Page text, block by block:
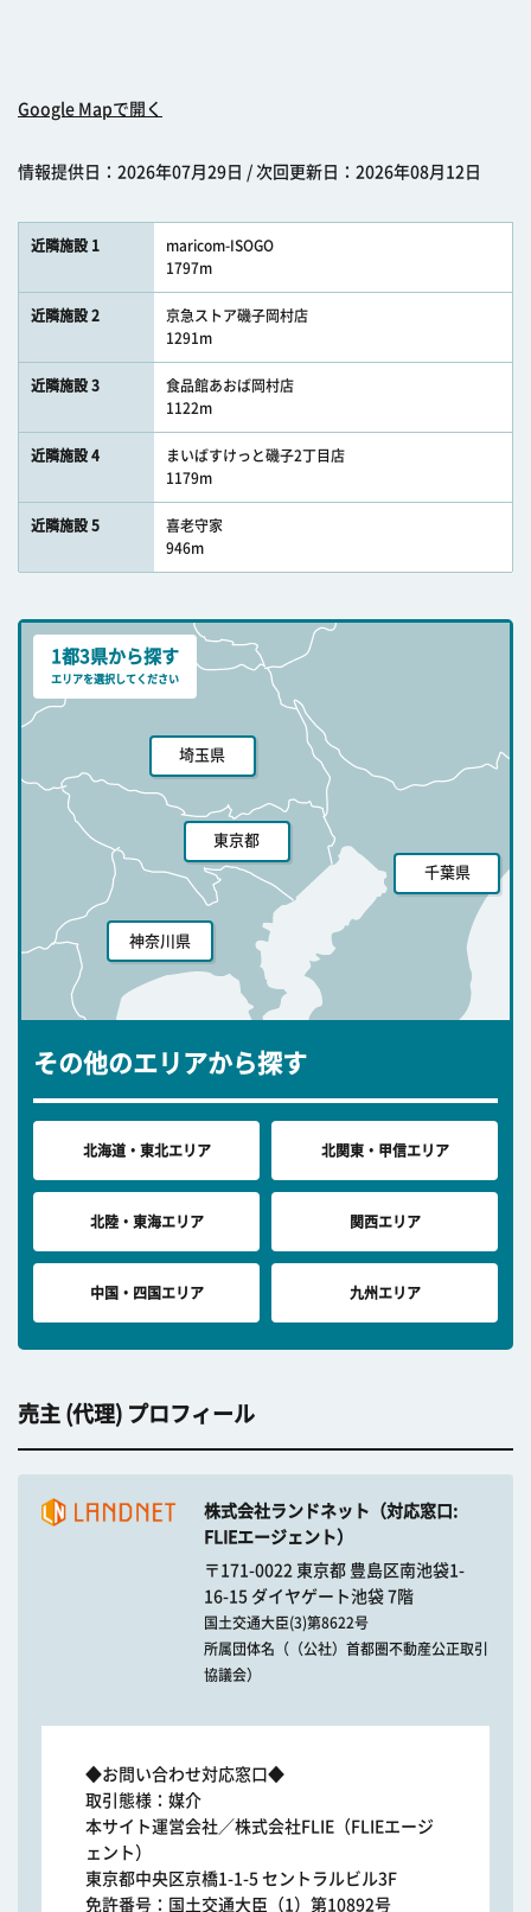
Google Mapで開く
情報提供日：2026年07月29日 / 次回更新日：2026年08月12日
近隣施設 1
maricom-ISOGO
1797m
近隣施設 2
京急ストア磯子岡村店
1291m
近隣施設 3
食品館あおば岡村店
1122m
近隣施設 4
まいばすけっと磯子2丁目店
1179m
近隣施設 5
喜老守家
946m
1都3県から探す
エリアを選択してください
埼玉県
東京都
千葉県
神奈川県
その他のエリアから探す
北海道・東北エリア 北関東・甲信エリア
北陸・東海エリア 関西エリア
中国・四国エリア 九州エリア
売主 (代理) プロフィール
株式会社ランドネット（対応窓口:
FLIEエージェント）
〒171-0022 東京都 豊島区南池袋1-
16-15 ダイヤゲート池袋 7階
国土交通大臣(3)第8622号
所属団体名（（公社）首都圏不動産公正取引
協議会）
◆お問い合わせ対応窓口◆
取引態様：媒介
本サイト運営会社／株式会社FLIE（FLIEエージ
ェント）
東京都中央区京橋1-1-5 セントラルビル3F
免許番号：国土交通大臣（1）第10892号